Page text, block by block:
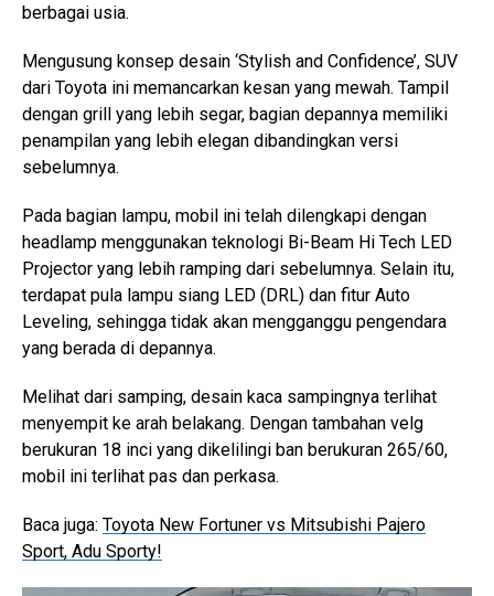
berbagai usia.
Mengusung konsep desain ‘Stylish and Confidence’, SUV
dari Toyota ini memancarkan kesan yang mewah. Tampil
dengan grill yang lebih segar, bagian depannya memiliki
penampilan yang lebih elegan dibandingkan versi
sebelumnya.
Pada bagian lampu, mobil ini telah dilengkapi dengan
headlamp menggunakan teknologi Bi-Beam Hi Tech LED
Projector yang lebih ramping dari sebelumnya. Selain itu,
terdapat pula lampu siang LED (DRL) dan fitur Auto
Leveling, sehingga tidak akan mengganggu pengendara
yang berada di depannya.
Melihat dari samping, desain kaca sampingnya terlihat
menyempit ke arah belakang. Dengan tambahan velg
berukuran 18 inci yang dikelilingi ban berukuran 265/60,
mobil ini terlihat pas dan perkasa.
Baca juga: Toyota New Fortuner vs Mitsubishi Pajero
Sport, Adu Sporty!